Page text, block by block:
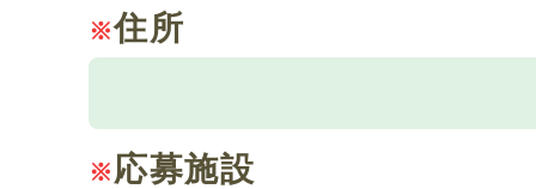
※住所
※ 応募施設